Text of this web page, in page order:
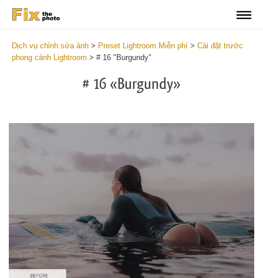
Dịch vụ chỉnh sửa ảnh > Preset Lightroom Miễn phí > Cài đặt trước
phong cảnh Lightroom > # 16 "Burgundy"
# 16 «Burgundy»